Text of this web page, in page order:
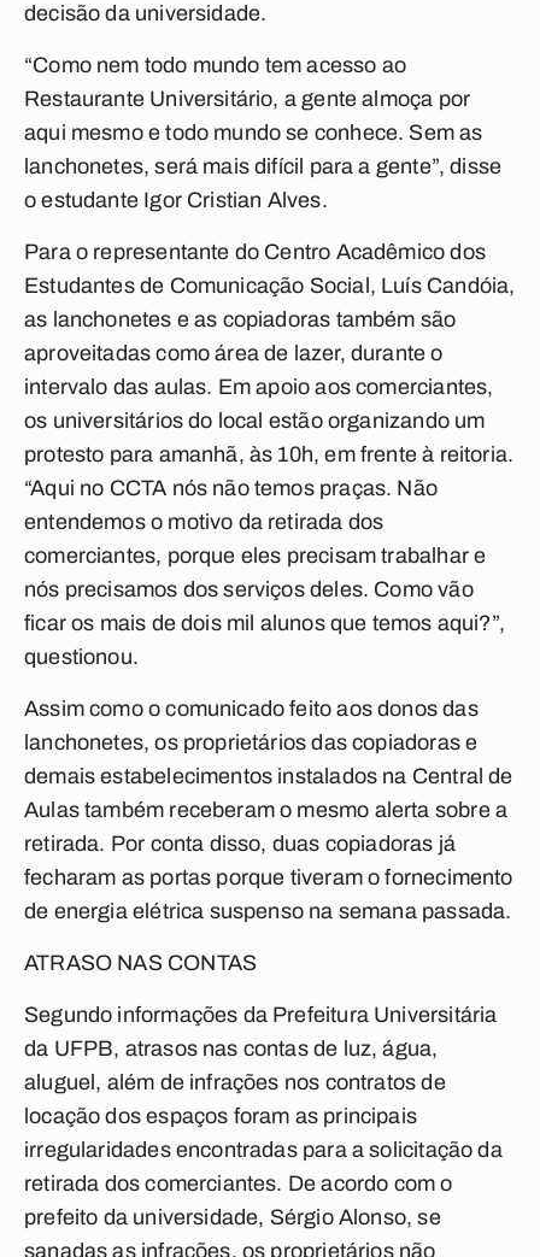
decisão da universidade.
“Como nem todo mundo tem acesso ao
Restaurante Universitário, a gente almoça por
aqui mesmo e todo mundo se conhece. Sem as
lanchonetes, será mais difícil para a gente”, disse
o estudante Igor Cristian Alves.
Para o representante do Centro Acadêmico dos
Estudantes de Comunicação Social, Luís Candóia,
as lanchonetes e as copiadoras também são
aproveitadas como área de lazer, durante o
intervalo das aulas. Em apoio aos comerciantes,
os universitários do local estão organizando um
protesto para amanhã, às 10h, em frente à reitoria.
“Aqui no CCTA nós não temos praças. Não
entendemos o motivo da retirada dos
comerciantes, porque eles precisam trabalhar e
nós precisamos dos serviços deles. Como vão
ficar os mais de dois mil alunos que temos aqui?”,
questionou.
Assim como o comunicado feito aos donos das
lanchonetes, os proprietários das copiadoras e
demais estabelecimentos instalados na Central de
Aulas também receberam o mesmo alerta sobre a
retirada. Por conta disso, duas copiadoras já
fecharam as portas porque tiveram o fornecimento
de energia elétrica suspenso na semana passada.
ATRASO NAS CONTAS
Segundo informações da Prefeitura Universitária
da UFPB, atrasos nas contas de luz, água,
aluguel, além de infrações nos contratos de
locação dos espaços foram as principais
irregularidades encontradas para a solicitação da
retirada dos comerciantes. De acordo com o
prefeito da universidade, Sérgio Alonso, se
sanadas as infrações, os proprietários não